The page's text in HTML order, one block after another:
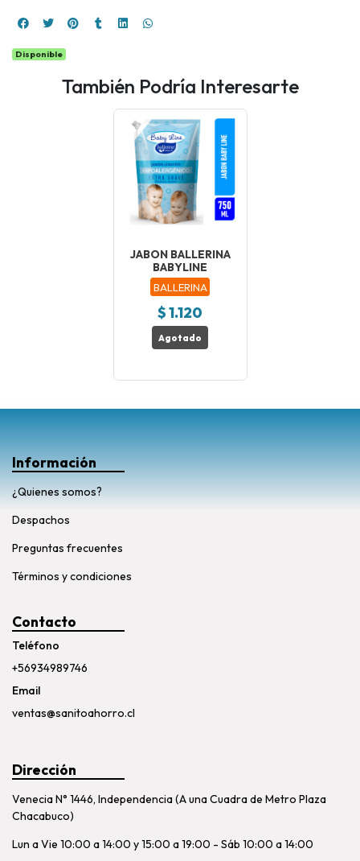
Disponible
También Podría Interesarte
JABON BALLERINA
BABYLINE
BALLERINA
$ 1.120
Agotado
Información
¿Quienes somos?
Despachos
Preguntas frecuentes
Términos y condiciones
Contacto
Teléfono
+56934989746
Email
ventas@sanitoahorro.cl
Dirección
Venecia N° 1446, Independencia (A una Cuadra de Metro Plaza
Chacabuco)
Lun a Vie 10:00 a 14:00 y 15:00 a 19:00 - Sáb 10:00 a 14:00